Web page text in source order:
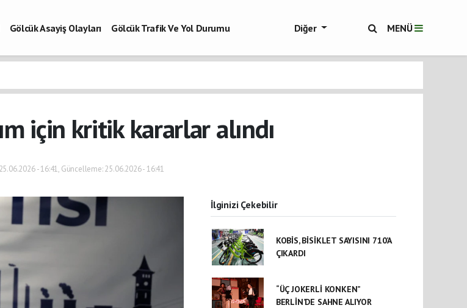
Gölcük Asayiş Olayları
Gölcük Trafik Ve Yol Durumu
Diğer MENÜ
için kritik kararlar alındı
25.06.2026 - 16:41, Güncelleme: 25.06.2026 - 16:41
İlginizi Çekebilir
KOBİS, BİSİKLET SAYISINI 710’A
ÇIKARDI
“ÜÇ JOKERLİ KONKEN”
BERLİN’DE SAHNE ALIYOR